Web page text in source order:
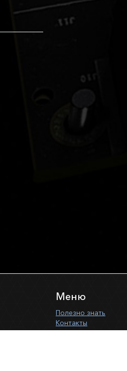
Меню
Полезно знать
Контакты
О компании